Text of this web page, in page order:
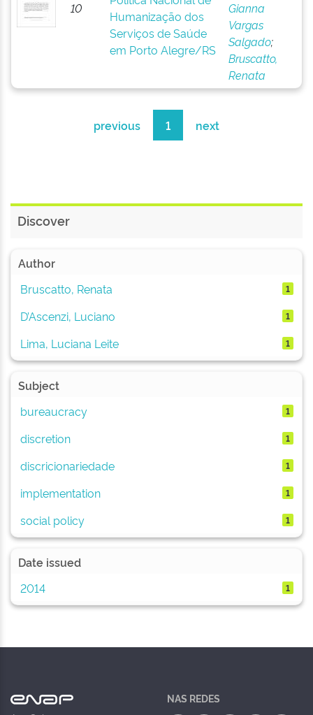
10
Humanização dos
Serviços de Saúde
em Porto Alegre/RS
Gianna
Vargas
Salgado;
Bruscatto,
Renata
previous 1 next
Discover
Author
Bruscatto, Renata
1
D’Ascenzi, Luciano 1
Lima, Luciana Leite 1
Subject
bureaucracy
1
discretion 1
discricionariedade 1
implementation 1
social policy 1
Date issued
2014
1
NAS REDES